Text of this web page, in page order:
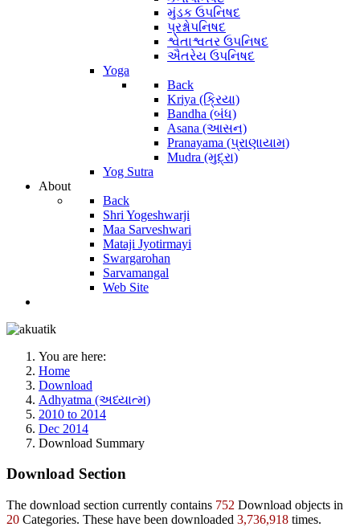
મુંડક ઉપનિષદ
પ્રશ્નોપનિષદ
શ્વેતાશ્વતર ઉપનિષદ
ઐતરેય ઉપનિષદ
Yoga
Back
Kriya (ક્રિયા)
Bandha (બંધ)
Asana (આસન)
Pranayama (પ્રાણાયામ)
Mudra (મુદ્રા)
Yog Sutra
About
Back
Shri Yogeshwarji
Maa Sarveshwari
Mataji Jyotirmayi
Swargarohan
Sarvamangal
Web Site
You are here:
Home
Download
Adhyatma (અધ્યાત્મ)
2010 to 2014
Dec 2014
Download Summary
Download Section
The download section currently contains 752 Download objects in
20 Categories. These have been downloaded 3,736,918 times.